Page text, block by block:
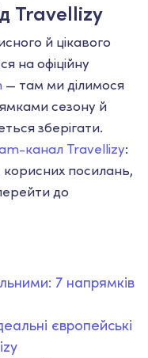
Travellizy
й цікавого
на офіційну
— там ми ділимося
сезону й
зберігати.
канал Travellizy:
посилань,
до
7 напрямків
європейські